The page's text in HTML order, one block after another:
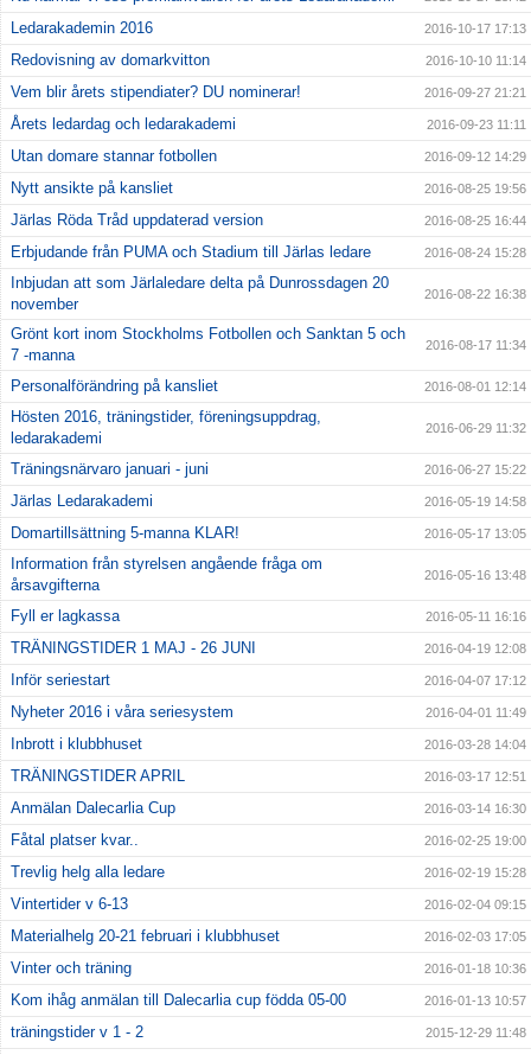
Ledarakademin 2016 2016-10-17 17:13
Redovisning av domarkvitton 2016-10-10 11:14
Vem blir årets stipendiater? DU nominerar! 2016-09-27 21:21
Årets ledardag och ledarakademi 2016-09-23 11:11
Utan domare stannar fotbollen 2016-09-12 14:29
Nytt ansikte på kansliet 2016-08-25 19:56
Järlas Röda Tråd uppdaterad version 2016-08-25 16:44
Erbjudande från PUMA och Stadium till Järlas ledare 2016-08-24 15:28
Inbjudan att som Järlaledare delta på Dunrossdagen 20
november
2016-08-22 16:38
Grönt kort inom Stockholms Fotbollen och Sanktan 5 och
7 -manna
2016-08-17 11:34
Personalförändring på kansliet 2016-08-01 12:14
Hösten 2016, träningstider, föreningsuppdrag,
ledarakademi
2016-06-29 11:32
Träningsnärvaro januari - juni 2016-06-27 15:22
Järlas Ledarakademi 2016-05-19 14:58
Domartillsättning 5-manna KLAR! 2016-05-17 13:05
Information från styrelsen angående fråga om
årsavgifterna
2016-05-16 13:48
Fyll er lagkassa 2016-05-11 16:16
TRÄNINGSTIDER 1 MAJ - 26 JUNI 2016-04-19 12:08
Inför seriestart 2016-04-07 17:12
Nyheter 2016 i våra seriesystem 2016-04-01 11:49
Inbrott i klubbhuset 2016-03-28 14:04
TRÄNINGSTIDER APRIL 2016-03-17 12:51
Anmälan Dalecarlia Cup 2016-03-14 16:30
Fåtal platser kvar.. 2016-02-25 19:00
Trevlig helg alla ledare 2016-02-19 15:28
Vintertider v 6-13 2016-02-04 09:15
Materialhelg 20-21 februari i klubbhuset 2016-02-03 17:05
Vinter och träning 2016-01-18 10:36
Kom ihåg anmälan till Dalecarlia cup födda 05-00 2016-01-13 10:57
träningstider v 1 - 2 2015-12-29 11:48